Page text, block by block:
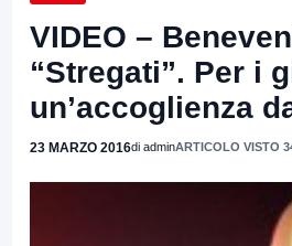
VIDEO –
“Stregati”. Per i
un’accoglienza
23 MARZO 2016di adminARTICOLO VISTO